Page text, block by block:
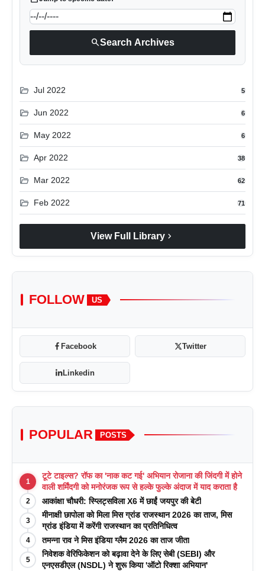
searchSearch Archives
folder_open Jul 2022 5
folder_open Jun 2022 6
folder_open May 2022 6
folder_open Apr 2022 38
folder_open Mar 2022 62
folder_open Feb 2022 71
View Full Library chevron_right
FOLLOW US
Facebook Twitter
Linkedin
POPULAR POSTS
1
टूटे टाइल्स? रॉफ का 'नाक कट गई' अभियान रोजाना की जिंदगी में होने
वाली शर्मिंदगी को मनोरंजक रूप से हल्के फुल्के अंदाज में याद कराता है
2 आकांक्षा चौधरी: स्प्लिट्सविला X6 में छाईं जयपुर की बेटी
3
मीनाक्षी छापोला को मिला मिस ग्रांड राजस्थान 2026 का ताज, मिस
ग्रांड इंडिया में करेंगी राजस्थान का प्रतिनिधित्व
4 तमन्ना राव ने मिस इंडिया ग्लैम 2026 का ताज जीता
5
निवेशक वेरिफिकेशन को बढ़ावा देने के लिए सेबी (SEBI) और
एनएसडीएल (NSDL) ने शुरू किया 'ऑटो रिक्शा अभियान'